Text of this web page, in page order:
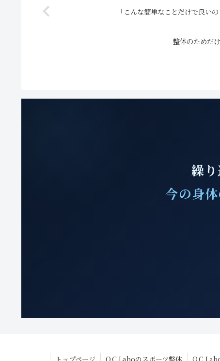
「こんな簡単なことだけで良い
整体のためだ
繰
今の身